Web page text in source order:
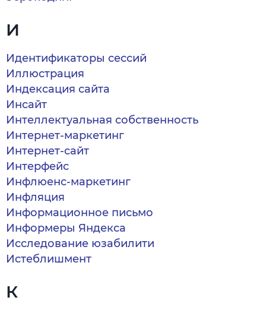
И
Идентификаторы сессий
Иллюстрация
Индексация сайта
Инсайт
Интеллектуальная собственность
Интернет-маркетинг
Интернет-сайт
Интерфейс
Инфлюенс-маркетинг
Инфляция
Информационное письмо
Информеры Яндекса
Исследование юзабилити
Истеблишмент
К